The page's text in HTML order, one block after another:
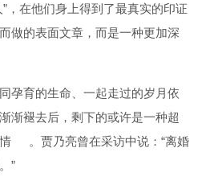
，在他们身上得到了最真实的印证
的表面文章，而是一种更加深
孕育的生命、一起走过的岁月依
渐褪去后，剩下的或许是一种超
。贾乃亮曾在采访中说：“离婚
”